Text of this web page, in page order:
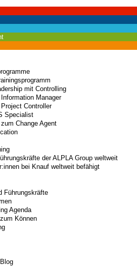
mit Controlling
Manager
Controller
Specialist
Change Agent
der ALPLA Group weltweit
bei Knauf weltweit befähigt
Führungskräfte
Agenda
Können